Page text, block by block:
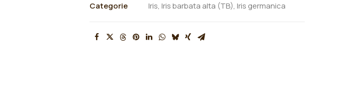
Categorie
Iris, Iris barbata alta (TB), Iris germanica